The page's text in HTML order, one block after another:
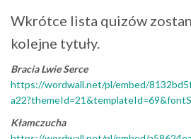
Wkrótce lista quizów
kolejne tytuły.
Bracia Lwie Serce
https://wordwall.net/pl/embed/
Kłamczucha